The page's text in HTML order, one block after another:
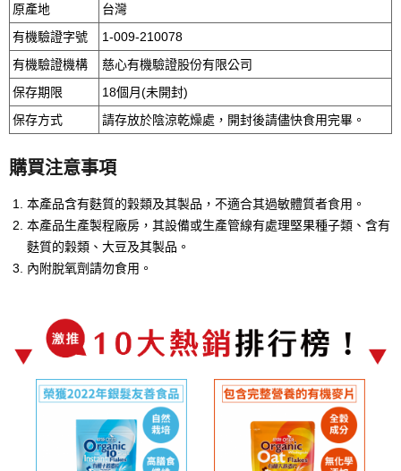
原產地
台灣
有機驗證字號
1-009-210078
有機驗證機構
慈心有機驗證股份有限公司
保存期限
18個月(未開封)
保存方式
請存放於陰涼乾燥處，開封後請儘快食用完畢。
購買注意事項
本產品含有麩質的穀類及其製品，不適合其過敏體質者食用。
本產品生產製程廠房，其設備或生產管線有處理堅果種子類、含有
麩質的穀類、大豆及其製品。
內附脫氧劑請勿食用。